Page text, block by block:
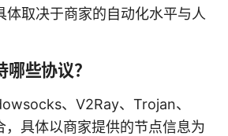
体取决于商家的自动化水平与人
些协议？
、V2Ray、Trojan、
，具体以商家提供的节点信息为